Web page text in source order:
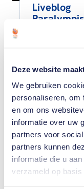
Deze website
We gebruiken
personaliseren, om
en om ons
informatie over uw
partners voor
partners kunnen
informatie die u
verzameld op
Liveblog
Spelen
De elfde dag
Parijs. Volg
van TeamNL
Lees